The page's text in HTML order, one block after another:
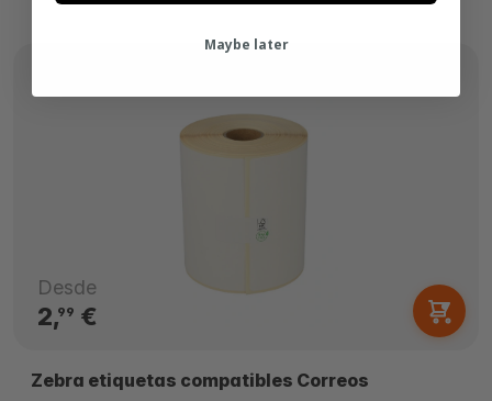
Desde
2,99 €
Zebra etiquetas compatibles Correos
Maybe later